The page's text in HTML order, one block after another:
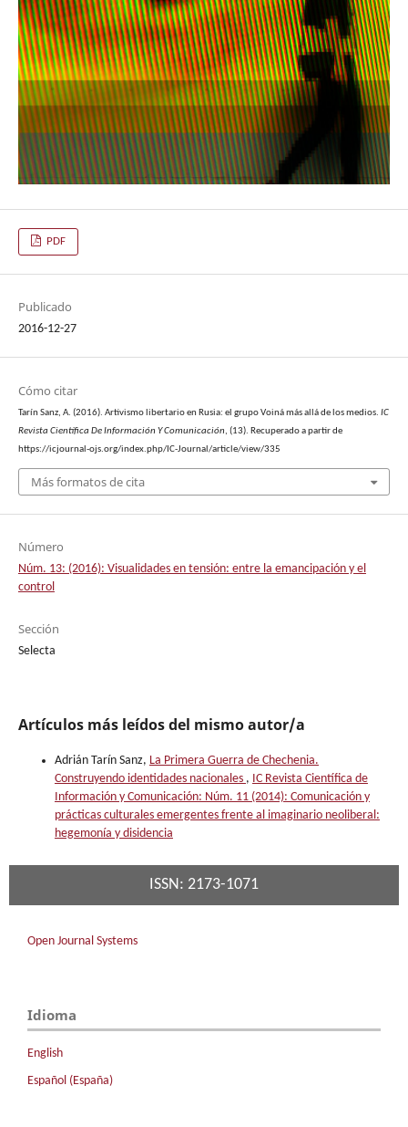
PDF
Publicado
2016-12-27
Cómo citar
Tarín Sanz, A. (2016). Artivismo libertario en Rusia: el grupo Voiná más allá de los medios. IC
Revista Científica De Información Y Comunicación, (13). Recuperado a partir de
https://icjournal-ojs.org/index.php/IC-Journal/article/view/335
Más formatos de cita
Número
Núm. 13: (2016): Visualidades en tensión: entre la emancipación y el
control
Sección
Selecta
Artículos más leídos del mismo autor/a
Adrián Tarín Sanz, La Primera Guerra de Chechenia.
Construyendo identidades nacionales , IC Revista Científica de
Información y Comunicación: Núm. 11 (2014): Comunicación y
prácticas culturales emergentes frente al imaginario neoliberal:
hegemonía y disidencia
ISSN: 2173-1071
Open Journal Systems
Idioma
English
Español (España)